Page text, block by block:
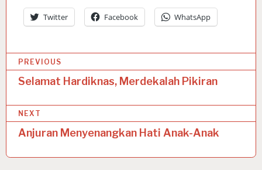
Twitter Facebook WhatsApp
o
s
t
n
a
PREVIOUS
Selamat Hardiknas, Merdekalah Pikiran
NEXT
Anjuran Menyenangkan Hati Anak-Anak